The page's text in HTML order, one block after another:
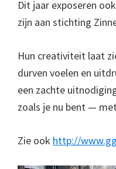
Dit jaar exposeren
zijn aan stichting
Hun creativiteit laat
durven voelen en
een zachte
zoals je nu bent —
Zie ook http://